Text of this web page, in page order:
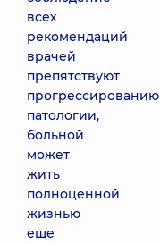
всех
рекомендаций
врачей
препятствуют
прогрессированию
патологии,
больной
может
жить
полноценной
жизнью
еще